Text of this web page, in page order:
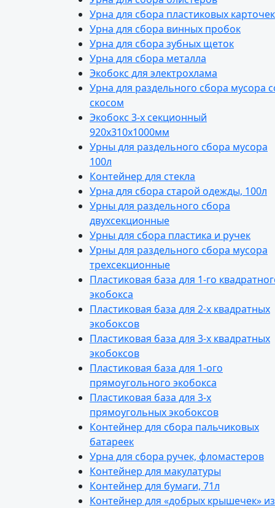
Урна для сбора пластиковых карточек
Урна для сбора винных пробок
Урна для сбора зубных щеток
Урна для сбора металла
Экобокс для электрохлама
Урна для раздельного сбора мусора
скосом
Экобокс 3-х секционный
920х310х1000мм
Урны для раздельного сбора мусора
100л
Контейнер для стекла
Урна для сбора старой одежды, 100л
Урны для раздельного сбора
двухсекционные
Урны для сбора пластика и ручек
Урны для раздельного сбора мусора
трехсекционные
Пластиковая база для 1-го
экобокса
Пластиковая база для 2-х квадратных
экобоксов
Пластиковая база для 3-х квадратных
экобоксов
Пластиковая база для 1-ого
прямоугольного экобокса
Пластиковая база для 3-х
прямоугольных экобоксов
Контейнер для сбора пальчиковых
батареек
Урна для сбора ручек, фломастеров
Контейнер для макулатуры
Контейнер для бумаги, 71л
Контейнер для «добрых крышечек» из